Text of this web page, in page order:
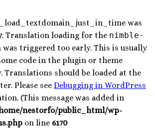
was
. Translation loading for the nimble-
was triggered too early. This is usually
code in the plugin or theme
Translations should be loaded at the
Please see Debugging in WordPress
(This message was added in
nestorfo/public_html/wp-
on line 6170